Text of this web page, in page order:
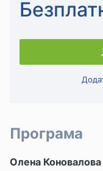
Програма
Олена Коновалова